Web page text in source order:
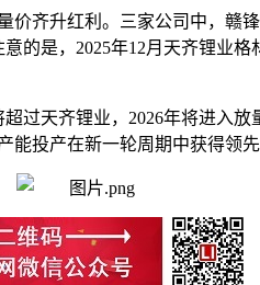
齐升红利。三家公司中，赣
是，2025年12月天齐锂业
过天齐锂业，2026年将进入
投产在新一轮周期中获得领